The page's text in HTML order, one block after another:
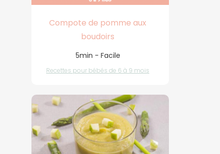
Compote de pomme aux
boudoirs
5min - Facile
Recettes pour bébés de 6 à 9 mois